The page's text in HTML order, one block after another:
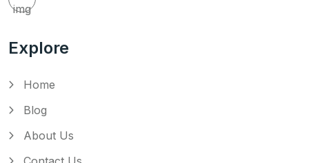
Explore
Home
Blog
About Us